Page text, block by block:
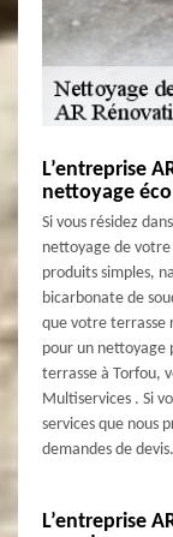
L’entreprise
nettoyage
Si vous résidez
nettoyage de
produits simples,
bicarbonate de
que votre terrasse
pour un nettoyage
terrasse à Torfou,
Multiservices . Si
services que nous
demandes de devis.
L’entreprise